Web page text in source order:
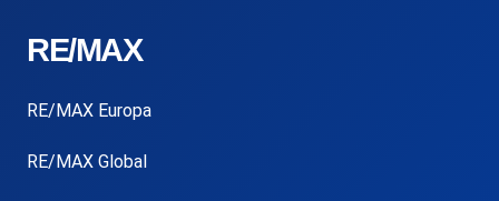
RE/MAX
RE/MAX Europa
RE/MAX Global